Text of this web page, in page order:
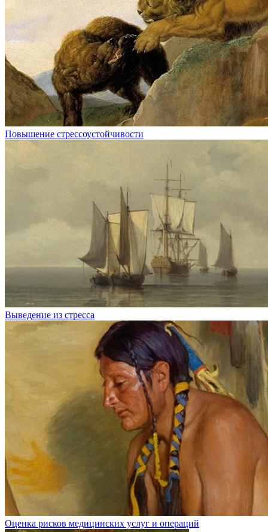
Повышение стрессоустойчивости
Выведение из стресса
Оценка рисков медицинских услуг и операций